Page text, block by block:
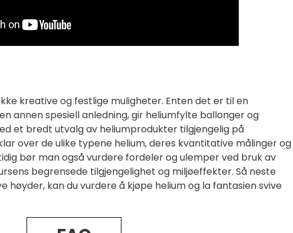
kreative og festlige muligheter. Enten det er til en
annen spesiell anledning, gir heliumfylte ballonger og
et bredt utvalg av heliumprodukter tilgjengelig på
over de ulike typene helium, deres kvantitative målinger og
bør man også vurdere fordeler og ulemper ved bruk av
begrensede tilgjengelighet og miljøeffekter. Så neste
høyder, kan du vurdere å kjøpe helium og la fantasien svive